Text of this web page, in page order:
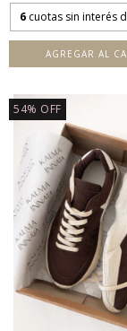
6 cuotas sin interés
AGREGAR AL
54% OFF